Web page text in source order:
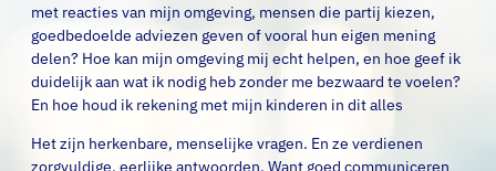
met reacties van mijn omgeving, mensen die partij kiezen,
goedbedoelde adviezen geven of vooral hun eigen mening
delen? Hoe kan mijn omgeving mij echt helpen, en hoe geef ik
duidelijk aan wat ik nodig heb zonder me bezwaard te voelen?
En hoe houd ik rekening met mijn kinderen in dit alles
Het zijn herkenbare, menselijke vragen. En ze verdienen
zorgvuldige, eerlijke antwoorden. Want goed communiceren